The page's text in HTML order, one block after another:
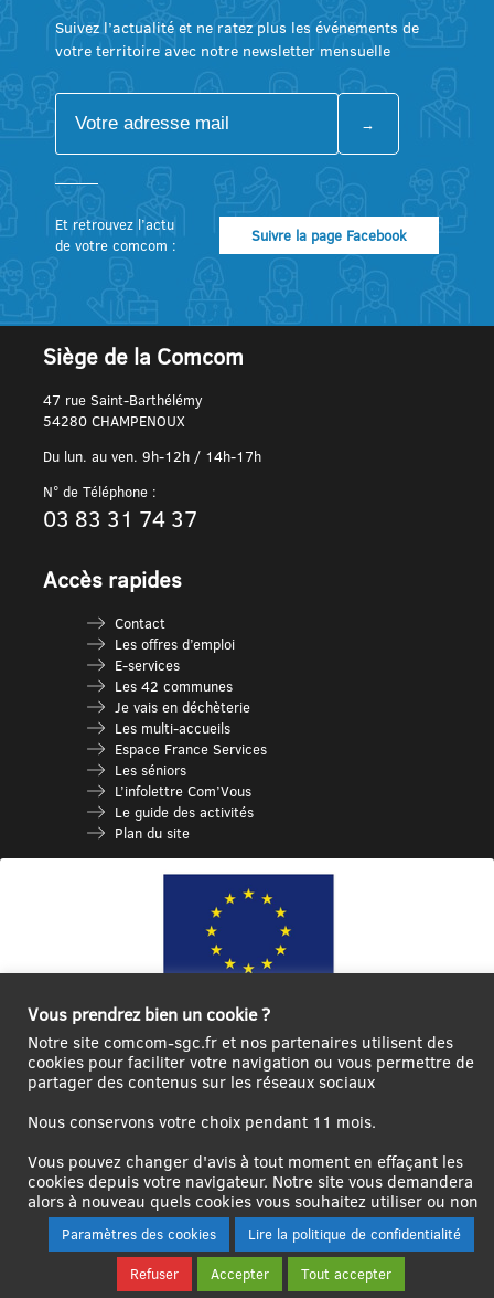
Suivez l’actualité et ne ratez plus les événements de
votre territoire avec notre newsletter mensuelle
Et retrouvez l’actu
de votre comcom :
Suivre la page Facebook
Siège de la Comcom
47 rue Saint-Barthélémy
54280 CHAMPENOUX
Du lun. au ven. 9h-12h / 14h-17h
N° de Téléphone :
03 83 31 74 37
Accès rapides
Contact
Les offres d’emploi
E-services
Les 42 communes
Je vais en déchèterie
Les multi-accueils
Espace France Services
Les séniors
L’infolettre Com’Vous
Le guide des activités
Plan du site
Ce site internet a été cofinancé par l’Union européenne avec le Fonds
Européen de Développement Régional à hauteur de 12 572€
connecter|Se
compte
du
Vous prendrez bien un cookie ?
Notre site comcom-sgc.fr et nos partenaires utilisent des
cookies pour faciliter votre navigation ou vous permettre de
partager des contenus sur les réseaux sociaux
Nous conservons votre choix pendant 11 mois.
Vous pouvez changer d'avis à tout moment en effaçant les
cookies depuis votre navigateur. Notre site vous demandera
alors à nouveau quels cookies vous souhaitez utiliser ou non
Paramètres des cookies
Lire la politique de confidentialité
Refuser
Accepter Tout accepter